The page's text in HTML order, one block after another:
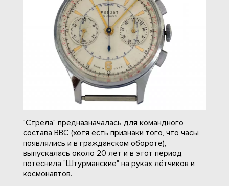
"Стрела" предназначалась для командного
состава ВВС (хотя есть признаки того, что часы
появлялись и в гражданском обороте),
выпускалась около 20 лет и в этот период
потеснила "Штурманские" на руках лётчиков и
космонавтов.